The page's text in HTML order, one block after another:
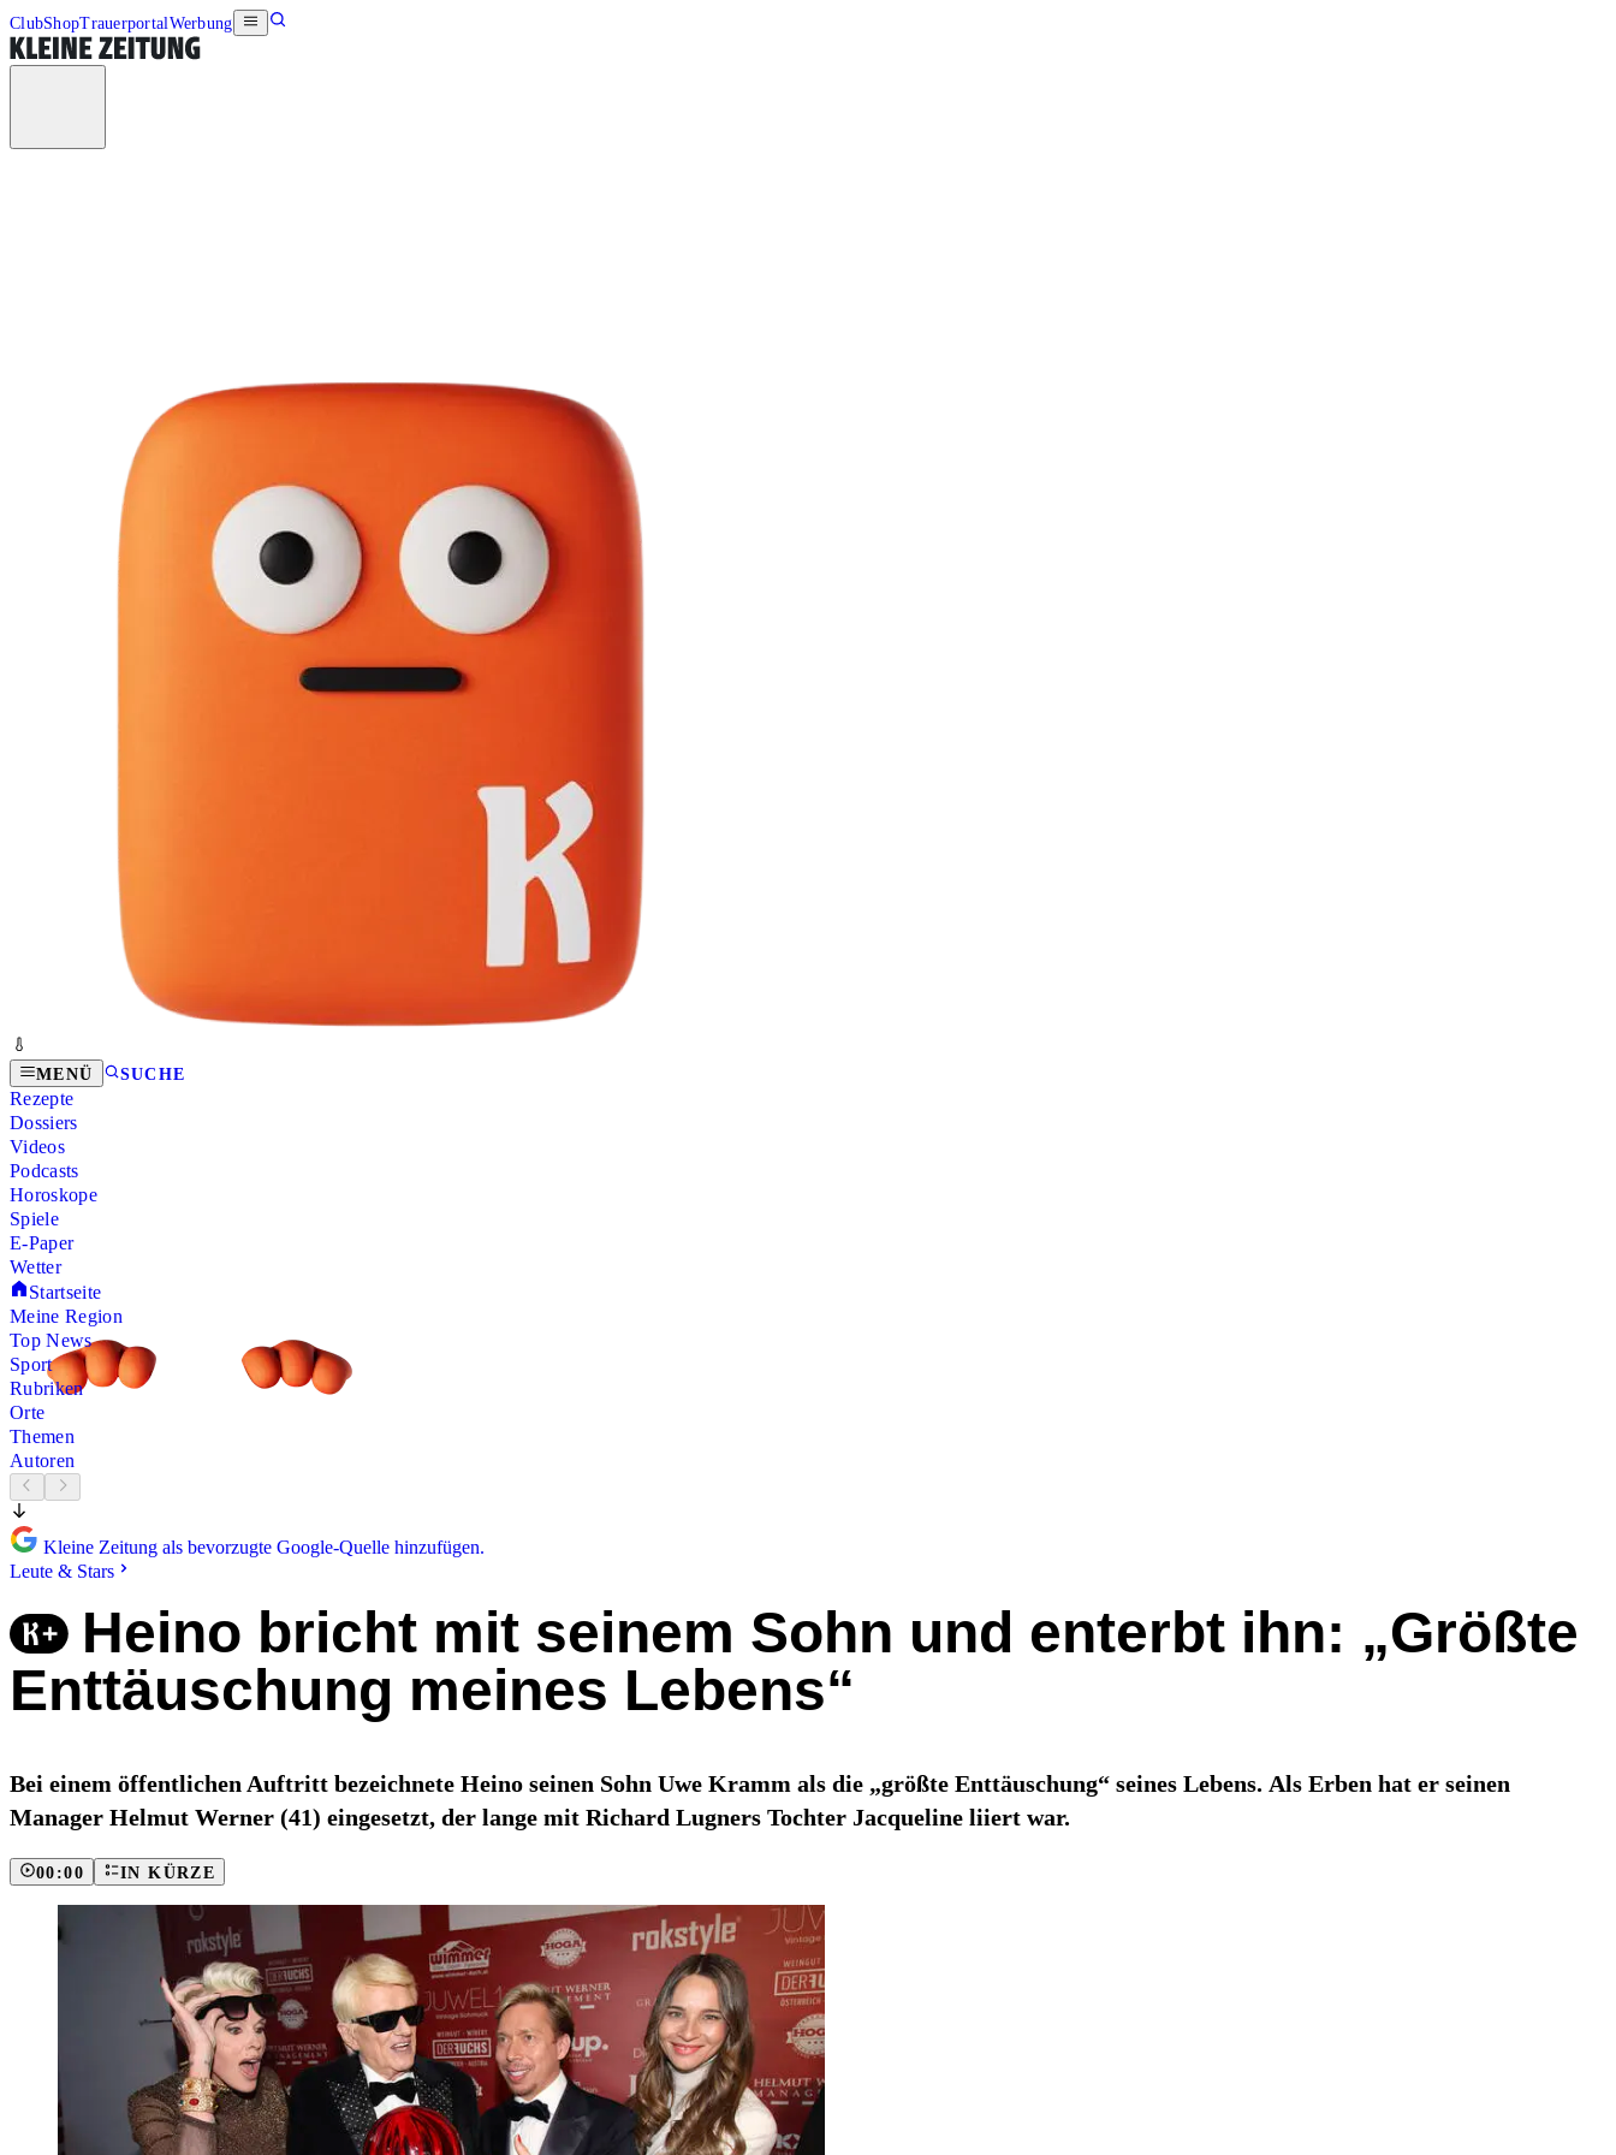
ClubShopTrauerportalWerbung
MENÜ SUCHE
Rezepte
Dossiers
Videos
Podcasts
Horoskope
Spiele
E-Paper
Wetter
Startseite
Meine Region
Top News
Sport
Rubriken
Orte
Themen
Autoren
Kleine Zeitung als bevorzugte Google-Quelle hinzufügen.
Leute & Stars
Heino bricht mit seinem Sohn und enterbt ihn: „Größte
Enttäuschung meines Lebens“
Bei einem öffentlichen Auftritt bezeichnete Heino seinen Sohn Uwe Kramm als die „größte Enttäuschung“ seines Lebens. Als Erben hat er seinen
Manager Helmut Werner (41) eingesetzt, der lange mit Richard Lugners Tochter Jacqueline liiert war.
00:00 IN KÜRZE